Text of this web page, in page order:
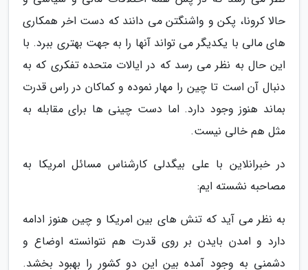
حالا کرونا، پکن و واشنگتن می دانند که دست اخر همکاری
های مالی با یکدیگر می تواند آنها را به جهت بهتری ببرد. با
این حال به نظر می رسد که در ایالات متحده تفکری که به
دنبال آن است تا چین را مهار نموده و کماکان در راس قدرت
بماند هنوز وجود دارد. اما دست چینی ها برای مقابله به
مثل هم خالی نیست.
در خبرانلاین با علی بیگدلی کارشناس مسائل امریکا به
مصاحبه نشسته ایم:
به نظر می آید که تنش های بین امریکا و چین هنوز ادامه
دارد و امدن بایدن بر روی قدرت هم نتوانسته اوضاع و
دشمنی به وجود آمده بین این دو کشور را بهبود بخشد.